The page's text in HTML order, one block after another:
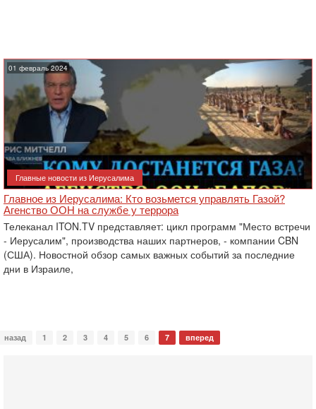
01 февраль 2024
Главные новости из Иерусалима
Главное из Иерусалима: Кто возьмется управлять Газой?
Агенство ООН на службе у террора
Телеканал ITON.TV представляет: цикл программ "Место встречи
- Иерусалим", производства наших партнеров, - компании CBN
(США). Новостной обзор самых важных событий за последние
дни в Израиле,
назад 1 2 3 4 5 6 7 вперед